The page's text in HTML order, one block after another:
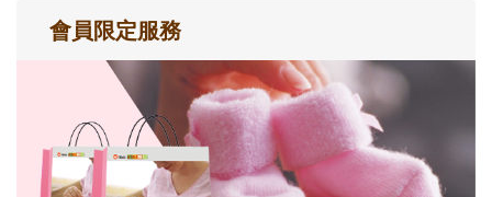
會員限定服務